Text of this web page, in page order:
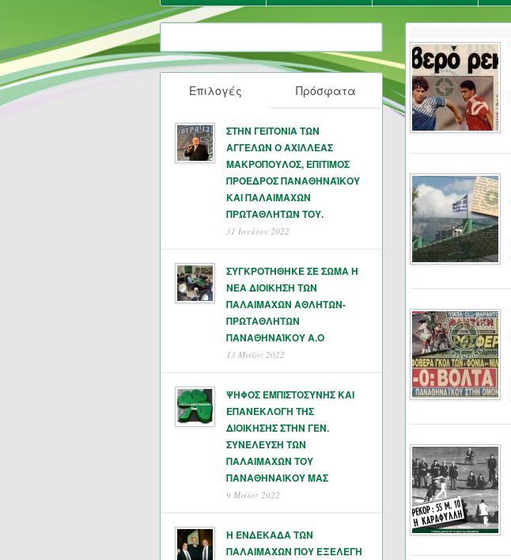
Επιλογές Πρόσφατα
ΣΤΗΝ ΓΕΙΤΟΝΙΑ ΤΩΝ
ΑΓΓΕΛΩΝ Ο ΑΧΙΛΛΕΑΣ
ΜΑΚΡΟΠΟΥΛΟΣ, ΕΠΙΤΙΜΟΣ
ΠΡΟΕΔΡΟΣ ΠΑΝΑΘΗΝΑΪΚΟΥ
ΚΑΙ ΠΑΛΑΙΜΑΧΩΝ
ΠΡΩΤΑΘΛΗΤΏΝ ΤΟΥ.
31 Ιουλίου 2022
ΣΥΓΚΡΟΤΗΘΗΚΕ ΣΕ ΣΩΜΑ Η
ΝΕΑ ΔΙΟΙΚΗΣΗ ΤΩΝ
ΠΑΛΑΙΜΑΧΩΝ ΑΘΛΗΤΩΝ-
ΠΡΩΤΑΘΛΗΤΩΝ
ΠΑΝΑΘΗΝΑΊΚΟΥ Α.Ο
13 Μάϊος 2022
ΨΗΦΟΣ ΕΜΠΙΣΤΟΣΥΝΗΣ ΚΑΙ
ΕΠΑΝΕΚΛΟΓΗ ΤΗΣ
ΔΙΟΙΚΗΣΗΣ ΣΤΗΝ ΓΕΝ.
ΣΥΝΕΛΕΥΣΗ ΤΩΝ
ΠΑΛΑΙΜΑΧΩΝ ΤΟΥ
ΠΑΝΑΘΗΝΑΙΚΟΥ ΜΑΣ
9 Μάϊος 2022
Η ΕΝΔΕΚΑΔΑ ΤΩΝ
ΠΑΛΑΙΜΑΧΩΝ ΠΟΥ ΕΞΕΛΕΓΗ